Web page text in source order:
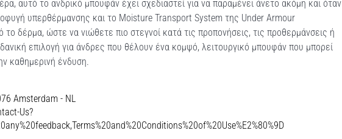
αυτό το ανδρικό μπουφάν έχει σχεδιαστεί για να παραμένει άνετο ακόμη και όταν
υπερθέρμανσης και το Moisture Transport System της Under Armour
δέρμα, ώστε να νιώθετε πιο στεγνοί κατά τις προπονήσεις, τις προθερμάνσεις ή
επιλογή για άνδρες που θέλουν ένα κομψό, λειτουργικό μπουφάν που μπορεί
καθημερινή ένδυση.
Amsterdam - NL
Us?